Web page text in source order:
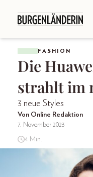
FASHION
Die
strahlt im
3 neue Styles
Von Online Redaktion
7. November 2023
4 Min.